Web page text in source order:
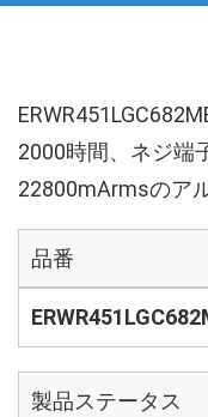
2000時間、ネジ端
22800mArmsのア
品番
製品ステータス